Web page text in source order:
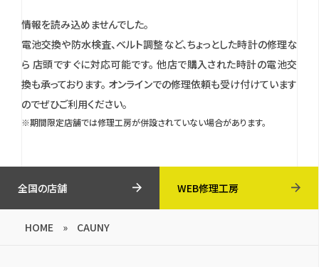
情報を読み込めませんでした。
電池交換や防水検査、ベルト調整など、ちょっとした時計の修理な
ら 店頭ですぐに対応可能です。 他店で購入された時計の電池交
換も承っております。 オンラインでの修理依頼も受け付けています
のでぜひご利用ください。
※期間限定店舗では修理工房が併設されていない場合があります。
全国の店舗 WEB修理工房
HOME » CAUNY